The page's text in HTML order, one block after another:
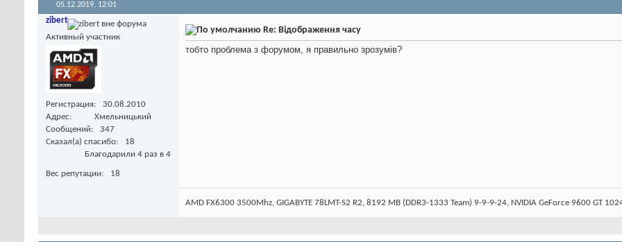
05.12.2019, 12:01
zibert
Активный участник
Регистрация
30.08.2010
Адрес
Хмельницький
Сообщений
347
Сказал(а) спасибо
18
Благодарили 4 раз в 4
Вес репутации 18
Re: Відображення часу
тобто проблема з форумом, я правильно зрозумів?
AMD FX6300 3500Mhz, GIGABYTE 78LMT-S2 R2, 8192 MB (DDR3-1333 Team) 9-9-9-24, NVIDIA GeForce 9600 GT